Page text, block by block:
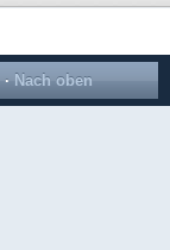
· Nach oben